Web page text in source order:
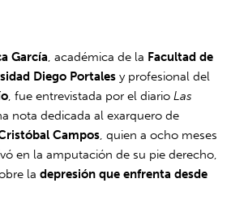
García , académica de la Facultad de
Diego Portales y profesional del
, fue entrevistada por el diario Las
nota dedicada al exarquero de
Campos , quien a ocho meses
en la amputación de su pie derecho,
ladepresión que enfrenta desde